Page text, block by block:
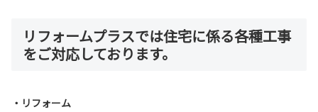
リフォームプラスでは住宅に係る各種工事
をご対応しております。
・リフォーム